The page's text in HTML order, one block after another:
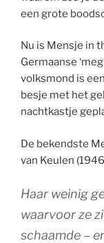
een grote
Nu is Mensje in
Germaanse
volksmond is een
besje met het
nachtkastje
De bekendste
van Keulen
Haar weinig
waarvoor ze
schaamde –